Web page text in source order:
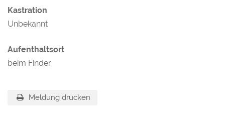
Kastration
Unbekannt
Aufenthaltsort
beim Finder
Meldung drucken